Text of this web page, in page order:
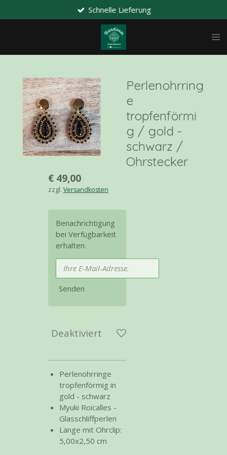
Hauptinhalt
Schnelle Lieferung
Perlenohrring
e
tropfenförmi
g / gold -
schwarz /
Ohrstecker
€ 49,00
zzgl. Versandkosten
Benachrichtigung
bei Verfügbarkeit
erhalten.
Senden
Deaktiviert
Perlenohrringe
tropfenförmig in
gold - schwarz
Myuki Roicalles -
Glasschliffperlen
Länge mit Ohrclip:
5,00x2,50 cm